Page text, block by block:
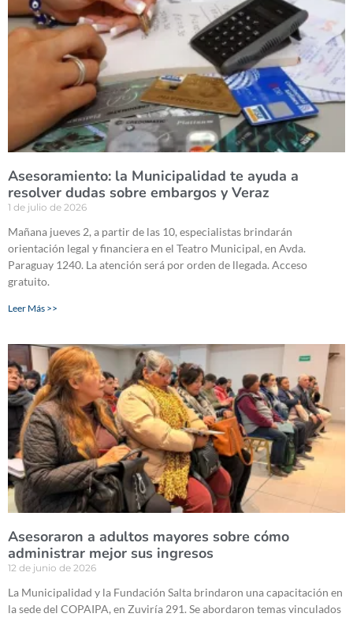
Asesoramiento: la Municipalidad te ayuda a
resolver dudas sobre embargos y Veraz
1 de julio de 2026
Mañana jueves 2, a partir de las 10, especialistas brindarán
orientación legal y financiera en el Teatro Municipal, en Avda.
Paraguay 1240. La atención será por orden de llegada. Acceso
gratuito.
Leer Más >>
Asesoraron a adultos mayores sobre cómo
administrar mejor sus ingresos
12 de junio de 2026
La Municipalidad y la Fundación Salta brindaron una capacitación en
la sede del COPAIPA, en Zuviría 291. Se abordaron temas vinculados